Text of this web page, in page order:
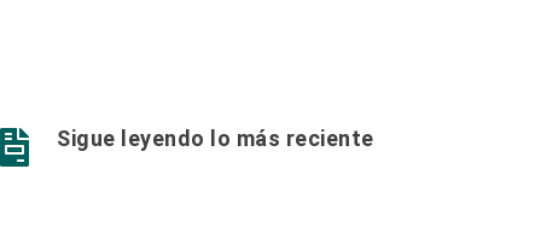
 Sigue leyendo lo más reciente